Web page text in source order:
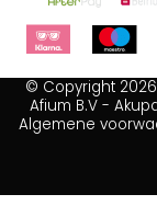
© Copyright
Afium B.V -
Algemene